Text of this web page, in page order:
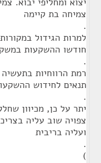
צמיחה בת קיימה
.
למרות הגידול
חודשו ההשקעות במשק
.
רמת הרווחיות
תנאים לחידוש
.
צפויה שוב עליה
ועליה בריבית
.
)